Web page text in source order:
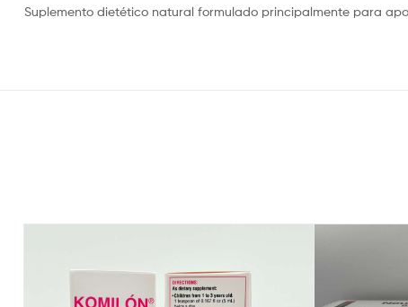
Suplemento dietético natural formulado principalmente para